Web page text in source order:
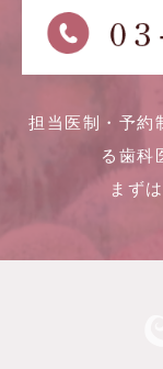
担当医制・予約
る歯科
まず